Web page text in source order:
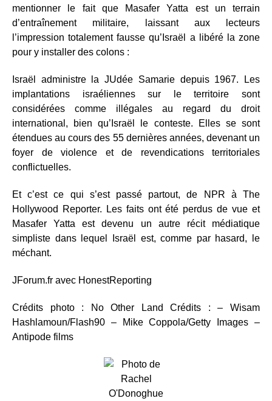
mentionner le fait que Masafer Yatta est un terrain
d’entraînement militaire, laissant aux lecteurs
l’impression totalement fausse qu’Israël a libéré la zone
pour y installer des colons :
Israël administre la JUdée Samarie depuis 1967. Les
implantations israéliennes sur le territoire sont
considérées comme illégales au regard du droit
international, bien qu’Israël le conteste. Elles se sont
étendues au cours des 55 dernières années, devenant un
foyer de violence et de revendications territoriales
conflictuelles.
Et c’est ce qui s’est passé partout, de NPR à The
Hollywood Reporter. Les faits ont été perdus de vue et
Masafer Yatta est devenu un autre récit médiatique
simpliste dans lequel Israël est, comme par hasard, le
méchant.
JForum.fr avec HonestReporting
Crédits photo : No Other Land Crédits : – Wisam
Hashlamoun/Flash90 – Mike Coppola/Getty Images –
Antipode films